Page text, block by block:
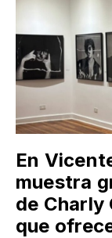
En
muestra
de Charly
que